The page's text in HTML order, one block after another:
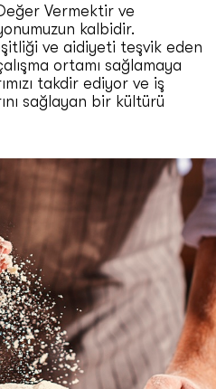
Vermektir ve
kalbidir.
ve aidiyeti teşvik eden
ortamı sağlamaya
takdir ediyor ve iş
sağlayan bir kültürü